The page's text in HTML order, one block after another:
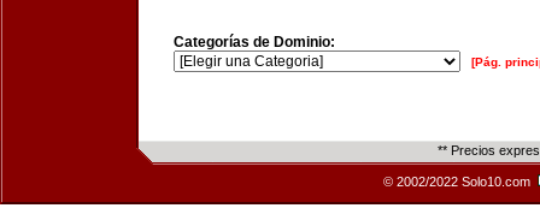
Categorías de Dominio:
[Pág.
** Precios
© 2002/2022 Solo10.com